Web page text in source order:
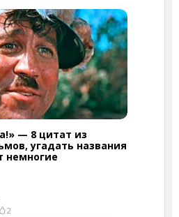
— 8 цитат из
угадать названия
немногие
2